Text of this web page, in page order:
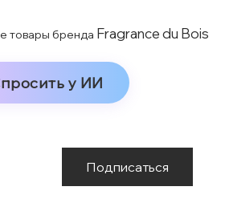
товары бренда Fragrance du Bois
у ИИ
Подписаться